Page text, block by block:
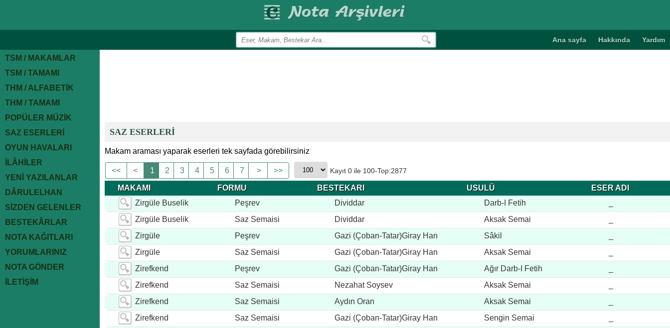
Ana sayfa Hakkında Yardım
TSM / MAKAMLAR
TSM / TAMAMI
THM / ALFABETİK
THM / TAMAMI
POPÜLER MÜZİK
SAZ ESERLERİ
OYUN HAVALARI
İLÂHİLER
YENİ YAZILANLAR
DÂRULELHAN
SİZDEN GELENLER
BESTEKÂRLAR
NOTA KAĞITLARI
YORUMLARINIZ
NOTA GÖNDER
İLETİŞİM
SAZ ESERLERİ
Makam araması yaparak eserleri tek sayfada görebilirsiniz
<< < 1 2 3 4 5 6 7 > >> Kayıt 0 ile 100-Top:2877
MAKAMI FORMU BESTEKARI USULÜ
ESER ADI
Zirgüle Buselik
Peşrev Dividdar Darb-I Fetih
Zirgüle Buselik
Saz Semaisi Dividdar Aksak Semai
Zirgüle
Peşrev Gazi (Çoban-Tatar)Giray Han Sâkil
Zirgüle
Saz Semaisi Gazi (Çoban-Tatar)Giray Han Aksak Semai
Zirefkend
Peşrev Gazi (Çoban-Tatar)Giray Han Ağır Darb-I Fetih
Zirefkend
Saz Semaisi Nezahat Soysev Aksak Semai
Zirefkend
Saz Semaisi Aydın Oran Aksak Semai
Zirefkend
Saz Semaisi Gazi (Çoban-Tatar)Giray Han Sengin Semai